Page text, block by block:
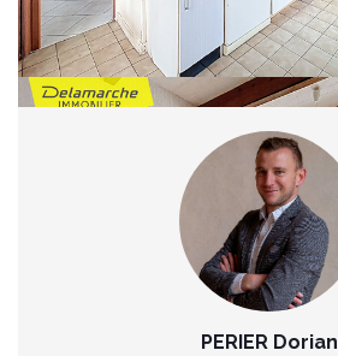
Nos honoraires
Partager :
PERIER Dorian